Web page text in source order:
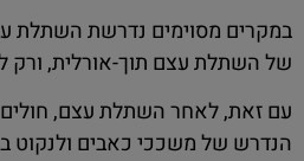
במקרים מסוימים נדרשת השתלת
של השתלת עצם תוך-אורלית, ורק
עם זאת, לאחר השתלת עצם,
הנדרש של משככי כאבים ולנקוט